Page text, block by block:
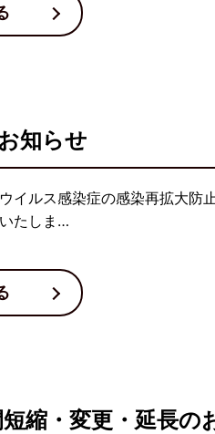
知らせ
イルス感染症の感染再拡大防
たしま…
縮・変更・延長の